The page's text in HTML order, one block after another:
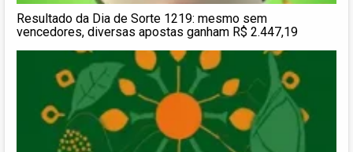
Resultado da Dia de Sorte 1219: mesmo sem
vencedores, diversas apostas ganham R$ 2.447,19